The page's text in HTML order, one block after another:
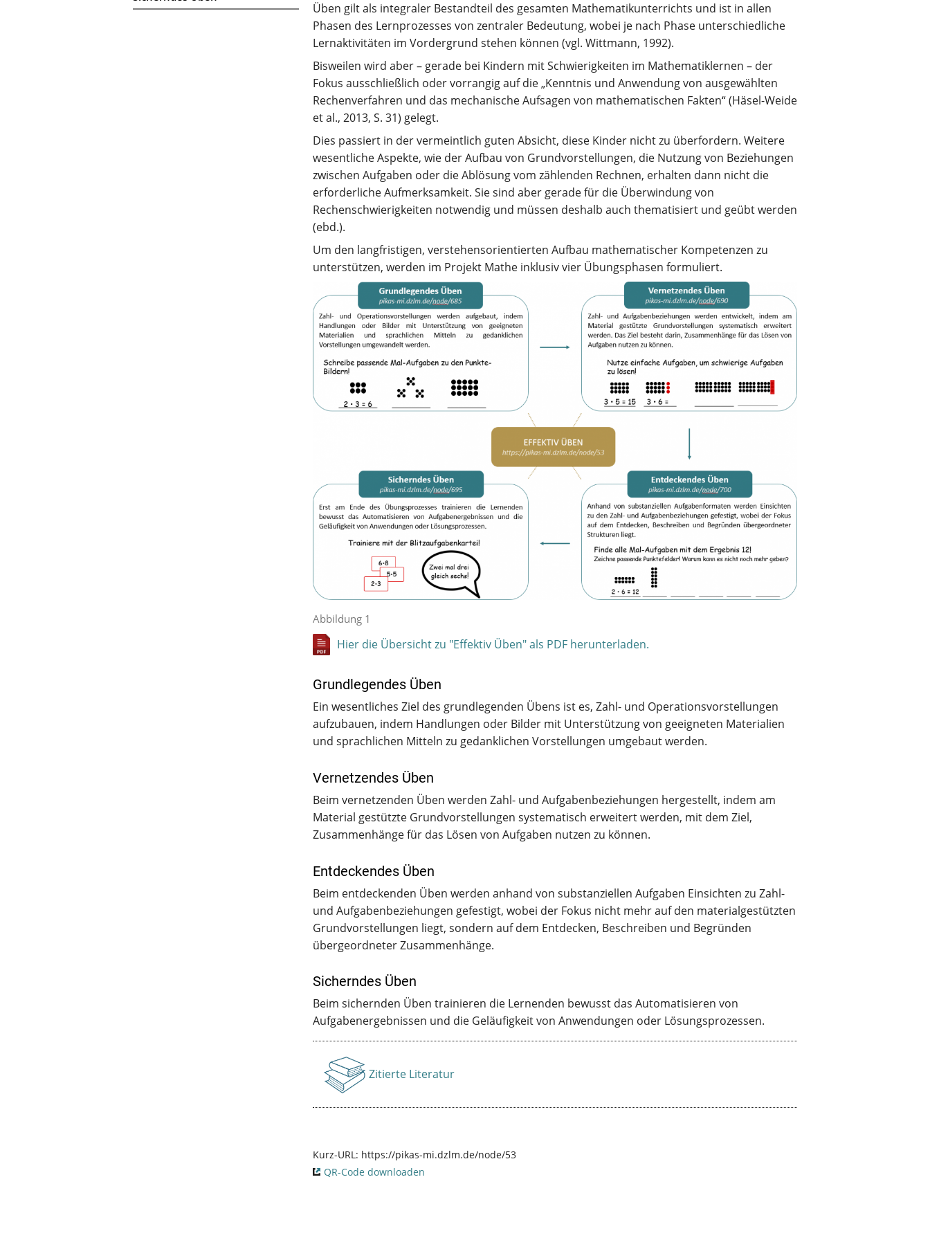
Üben gilt als integraler Bestandteil des gesamten Mathematikunterrichts und ist in allen
Phasen des Lernprozesses von zentraler Bedeutung, wobei je nach Phase unterschiedliche
Lernaktivitäten im Vordergrund stehen können (vgl. Wittmann, 1992).
Bisweilen wird aber – gerade bei Kindern mit Schwierigkeiten im Mathematiklernen – der
Fokus ausschließlich oder vorrangig auf die „Kenntnis und Anwendung von ausgewählten
Rechenverfahren und das mechanische Aufsagen von mathematischen Fakten“ (Häsel-Weide
et al., 2013, S. 31) gelegt.
Dies passiert in der vermeintlich guten Absicht, diese Kinder nicht zu überfordern. Weitere
wesentliche Aspekte, wie der Aufbau von Grundvorstellungen, die Nutzung von Beziehungen
zwischen Aufgaben oder die Ablösung vom zählenden Rechnen, erhalten dann nicht die
erforderliche Aufmerksamkeit. Sie sind aber gerade für die Überwindung von
Rechenschwierigkeiten notwendig und müssen deshalb auch thematisiert und geübt werden
(ebd.).
Um den langfristigen, verstehensorientierten Aufbau mathematischer Kompetenzen zu
unterstützen, werden im Projekt Mathe inklusiv vier Übungsphasen formuliert.
Abbildung 1
Hier die Übersicht zu "Effektiv Üben" als PDF herunterladen.
Grundlegendes Üben
Ein wesentliches Ziel des grundlegenden Übens ist es, Zahl- und Operationsvorstellungen
aufzubauen, indem Handlungen oder Bilder mit Unterstützung von geeigneten Materialien
und sprachlichen Mitteln zu gedanklichen Vorstellungen umgebaut werden.
Vernetzendes Üben
Beim vernetzenden Üben werden Zahl- und Aufgabenbeziehungen hergestellt, indem am
Material gestützte Grundvorstellungen systematisch erweitert werden, mit dem Ziel,
Zusammenhänge für das Lösen von Aufgaben nutzen zu können.
Entdeckendes Üben
Beim entdeckenden Üben werden anhand von substanziellen Aufgaben Einsichten zu Zahl-
und Aufgabenbeziehungen gefestigt, wobei der Fokus nicht mehr auf den materialgestützten
Grundvorstellungen liegt, sondern auf dem Entdecken, Beschreiben und Begründen
übergeordneter Zusammenhänge.
Sicherndes Üben
Beim sichernden Üben trainieren die Lernenden bewusst das Automatisieren von
Aufgabenergebnissen und die Geläufigkeit von Anwendungen oder Lösungsprozessen.
Anzeigen
Zitierte Literatur
Kurz-URL: https://pikas-mi.dzlm.de/node/53
QR-Code downloaden